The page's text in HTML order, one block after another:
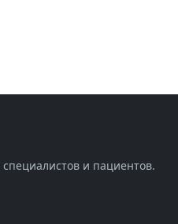
и пациентов.